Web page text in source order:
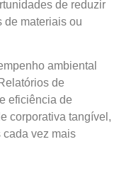
de reduzir
de materiais ou
ambiental
de
eficiência de
corporativa tangível,
cada vez mais